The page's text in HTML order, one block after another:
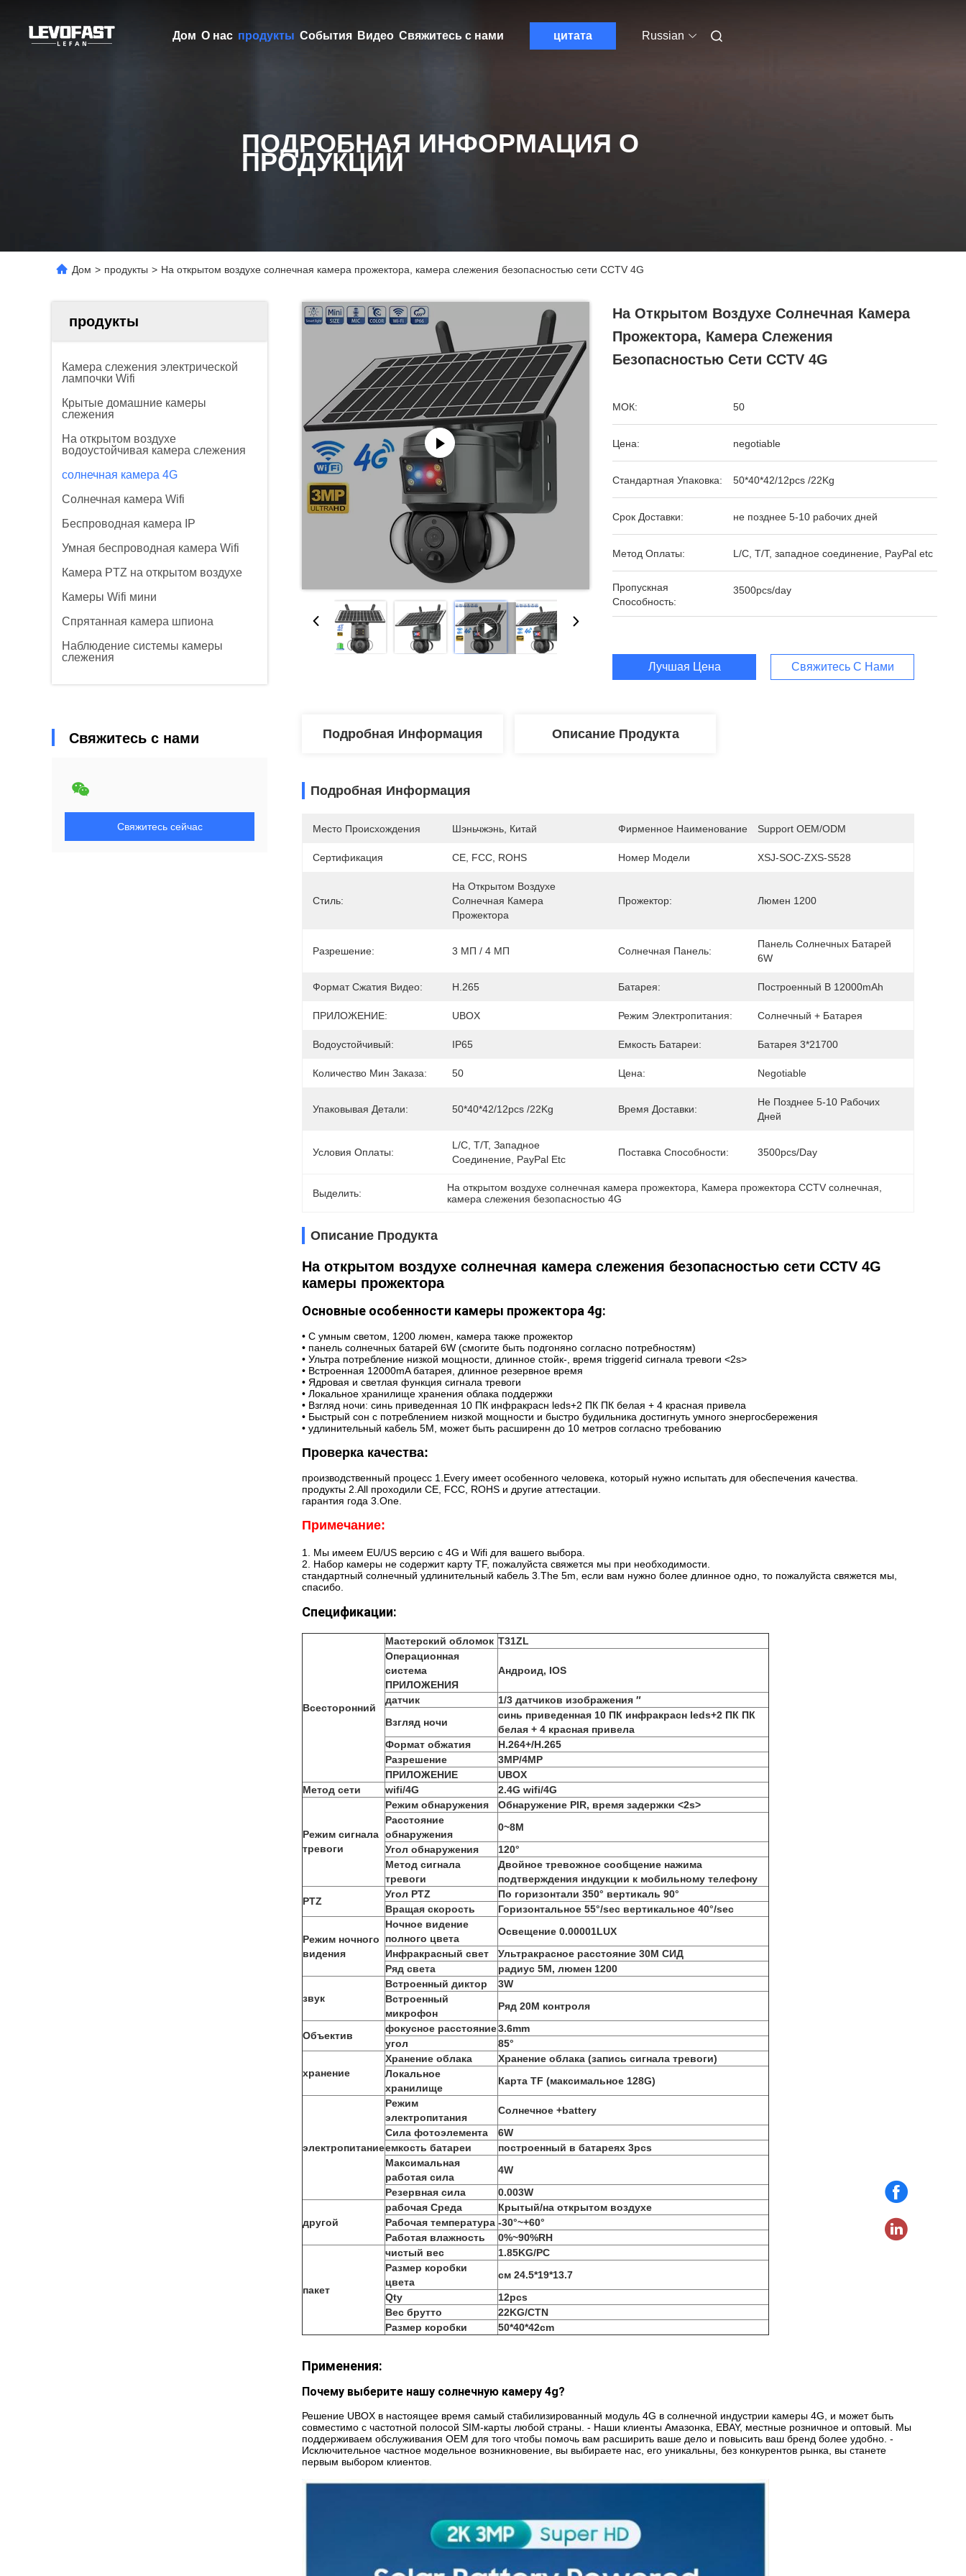
Дом О нас продукты События Видео Свяжитесь с нами цитата Russian
ПОДРОБНАЯ ИНФОРМАЦИЯ О
ПРОДУКЦИИ
Дом > продукты > На открытом воздухе солнечная камера прожектора, камера слежения безопасностью сети CCTV 4G
продукты
Камера слежения электрической
лампочки Wifi
Крытые домашние камеры
слежения
На открытом воздухе
водоустойчивая камера слежения
солнечная камера 4G
Солнечная камера Wifi
Беспроводная камера IP
Умная беспроводная камера Wifi
Камера PTZ на открытом воздухе
Камеры Wifi мини
Спрятанная камера шпиона
Наблюдение системы камеры
слежения
Свяжитесь с нами
Свяжитесь сейчас
На Открытом Воздухе Солнечная Камера
Прожектора, Камера Слежения
Безопасностью Сети CCTV 4G
МОК: 50
Цена: negotiable
Стандартная Упаковка: 50*40*42/12pcs /22Kg
Срок Доставки: не позднее 5-10 рабочих дней
Метод Оплаты: L/C, T/T, западное соединение, PayPal etc
Пропускная
Способность:
3500pcs/day
Лучшая Цена Свяжитесь С Нами
Подробная Информация Описание Продукта
Подробная Информация
Место Происхождения Шэньчжэнь, Китай Фирменное Наименование Support OEM/ODM
Сертификация CE, FCC, ROHS Номер Модели XSJ-SOC-ZXS-S528
Стиль:
На Открытом Воздухе
Солнечная Камера
Прожектора
Прожектор: Люмен 1200
Разрешение: 3 МП / 4 МП Солнечная Панель:
Панель Солнечных Батарей
6W
Формат Сжатия Видео: Н.265 Батарея: Построенный В 12000mAh
ПРИЛОЖЕНИЕ: UBOX Режим Электропитания: Солнечный + Батарея
Водоустойчивый: IP65 Емкость Батареи: Батарея 3*21700
Количество Мин Заказа: 50 Цена: Negotiable
Упаковывая Детали: 50*40*42/12pcs /22Kg Время Доставки:
Не Позднее 5-10 Рабочих
Дней
Условия Оплаты:
L/C, T/T, Западное
Соединение, PayPal Etc
Поставка Способности: 3500pcs/day
Выделить: На открытом воздухе солнечная камера прожектора Камера прожектора CCTV солнечная
камера слежения безопасностью 4G
Описание Продукта
На открытом воздухе солнечная камера слежения безопасностью сети CCTV 4G
камеры прожектора
Основные особенности камеры прожектора 4g:
• С умным светом, 1200 люмен, камера также прожектор
• панель солнечных батарей 6W (смогите быть подгоняно согласно потребностям)
• Ультра потребление низкой мощности, длинное стойк-, время triggerid сигнала тревоги <2s>
• Встроенная 12000mA батарея, длинное резервное время
• Ядровая и светлая функция сигнала тревоги
• Локальное хранилище хранения облака поддержки
• Взгляд ночи: синь приведенная 10 ПК инфракрасн leds+2 ПК ПК белая + 4 красная привела
• Быстрый сон с потреблением низкой мощности и быстро будильника достигнуть умного энергосбережения
• удлинительный кабель 5M, может быть расширенн до 10 метров согласно требованию
Проверка качества:
производственный процесс 1.Every имеет особенного человека, который нужно испытать для обеспечения качества.
продукты 2.All проходили CE, FCC, ROHS и другие аттестации.
гарантия года 3.One.
Примечание:
1. Мы имеем EU/US версию с 4G и Wifi для вашего выбора.
2. Набор камеры не содержит карту TF, пожалуйста свяжется мы при необходимости.
стандартный солнечный удлинительный кабель 3.The 5m, если вам нужно более длинное одно, то пожалуйста свяжется мы,
спасибо.
Спецификации:
Всесторонний
Мастерский обломок T31ZL
Операционная
система
ПРИЛОЖЕНИЯ
Андроид, IOS
датчик
1/3 датчиков изображения ″
Взгляд ночи
синь приведенная 10 ПК инфракрасн leds+2 ПК ПК
белая + 4 красная привела
Формат обжатия
H.264+/H.265
Разрешение
3MP/4MP
ПРИЛОЖЕНИЕ
UBOX
Метод сети
wifi/4G 2.4G wifi/4G
Режим сигнала
тревоги
Режим обнаружения Обнаружение PIR, время задержки <2s>
Расстояние
обнаружения
0~8M
Угол обнаружения
120°
Метод сигнала
тревоги
Двойное тревожное сообщение нажима
подтверждения индукции к мобильному телефону
PTZ
Угол PTZ
По горизонтали 350° вертикаль 90°
Вращая скорость
Горизонтальное 55°/sec вертикальное 40°/sec
Режим ночного
видения
Ночное видение
полного цвета
Освещение 0.00001LUX
Инфракрасный свет
Ультракрасное расстояние 30M СИД
Ряд света
радиус 5M, люмен 1200
звук
Встроенный диктор
3W
Встроенный
микрофон
Ряд 20M контроля
Объектив
фокусное расстояние3.6mm
угол
85°
хранение
Хранение облака
Хранение облака (запись сигнала тревоги)
Локальное
хранилище
Карта TF (максимальное 128G)
электропитание
Режим
электропитания
Солнечное +battery
Сила фотоэлемента
6W
емкость батареи
построенный в батареях 3pcs
Максимальная
работая сила
4W
Резервная сила
0.003W
другой
рабочая Среда
Крытый/на открытом воздухе
Рабочая температура -30°~+60°
Работая влажность
0%~90%RH
пакет
чистый вес
1.85KG/PC
Размер коробки
цвета
см 24.5*19*13.7
Qty
12pcs
Вес брутто
22KG/CTN
Размер коробки
50*40*42cm
Применения:
Почему выберите нашу солнечную камеру 4g?
Решение UBOX в настоящее время самый стабилизированный модуль 4G в солнечной индустрии камеры 4G, и может быть
совместимо с частотной полосой SIM-карты любой страны. - Наши клиенты Амазонка, EBAY, местные розничное и оптовый. Мы
поддерживаем обслуживания OEM для того чтобы помочь вам расширить ваше дело и повысить ваш бренд более удобно. -
Исключительное частное модельное возникновение, вы выбираете нас, его уникальны, без конкурентов рынка, вы станете
первым выбором клиентов.